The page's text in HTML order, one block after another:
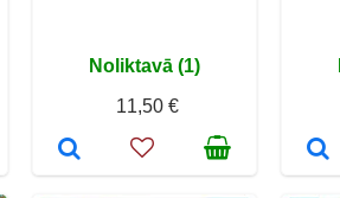
Noliktavā (1)
11,50 €